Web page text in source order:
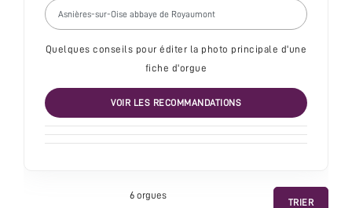
Quelques conseils pour éditer la photo principale d'une
fiche d'orgue
VOIR LES RECOMMANDATIONS
TRIER
6 orgues